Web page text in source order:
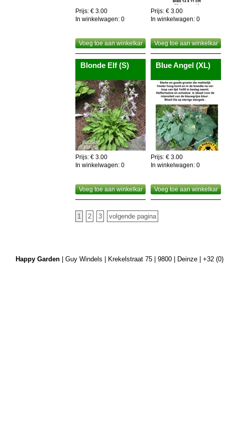
Prijs: € 3.00
In winkelwagen: 0
Voeg toe aan winkelkar
Prijs: € 3.00
In winkelwagen: 0
Voeg toe aan winkelkar
Blonde Elf (S)
Prijs: € 3.00
In winkelwagen: 0
Voeg toe aan winkelkar
Blue Angel (XL)
Prijs: € 3.00
In winkelwagen: 0
Voeg toe aan winkelkar
1 2 3 volgende pagina
Happy Garden| Guy Windels | Krekelstraat 75 | 9800 | Deinze | +32